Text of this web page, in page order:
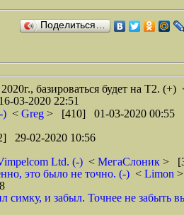
Поделиться…
базироваться будет на Т2. (+)
03-2020 22:51
) < Greg > [410] 01-03-2020 00:55
29-02-2020 10:56
Ltd. (-) < МегаСлоник >
это было не точно. (-) < Limon
и забыл. Точнее не забыть